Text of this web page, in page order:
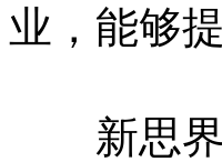
业，能够
新思